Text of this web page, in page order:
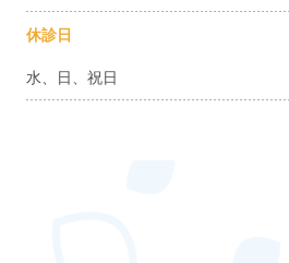
休診日
水、日、祝日